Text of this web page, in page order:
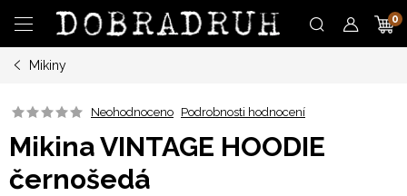
obsah
Mikiny
Neohodnoceno Podrobnosti hodnocení
Mikina VINTAGE HOODIE
černošedá